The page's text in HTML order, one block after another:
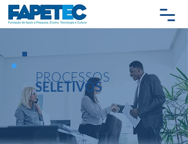
SELETIVOS
PROCESSOS